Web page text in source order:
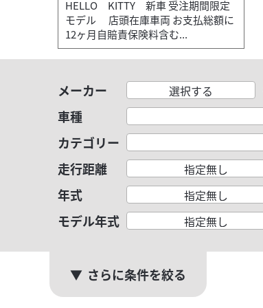
HELLO KITTY 新車 受注期間限定
モデル 店頭在庫車両 お支払総額に
12ヶ月自賠責保険料含む...
メーカー 選択する
車種
カテゴリー
走行距離 指定無し
年式 指定無し
モデル年式 指定無し
さらに条件を絞る